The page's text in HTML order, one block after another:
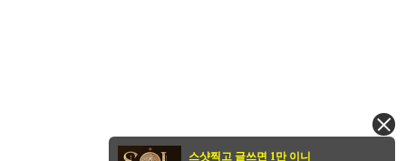
스샷찍고 글쓰면 1만 이니